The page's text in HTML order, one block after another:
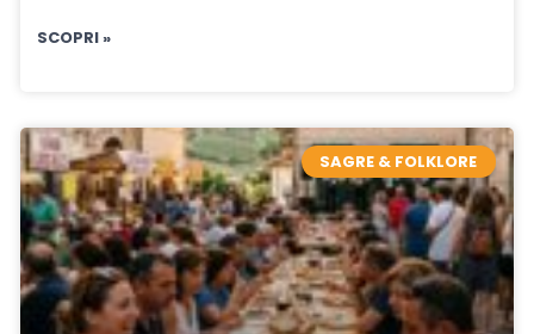
SCOPRI »
SAGRE & FOLKLORE